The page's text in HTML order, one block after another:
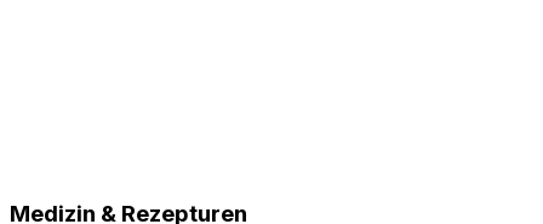
Medizin & Rezepturen